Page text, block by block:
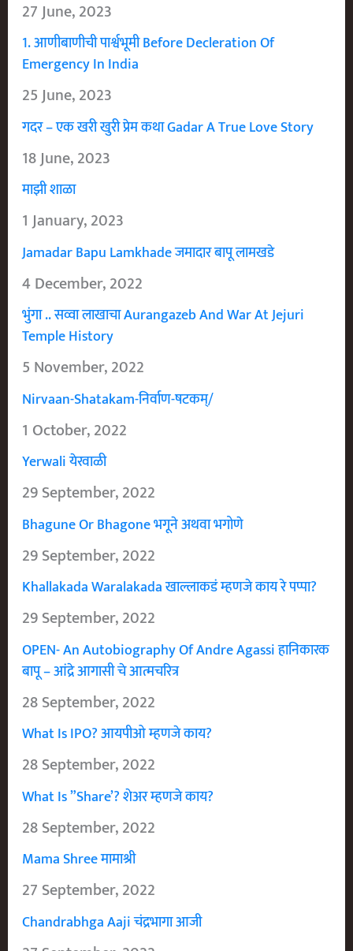
27 June, 2023
1. आणीबाणीची पार्श्वभूमी Before Decleration Of
Emergency In India
25 June, 2023
गदर – एक खरी खुरी प्रेम कथा Gadar A True Love Story
18 June, 2023
माझी शाळा
1 January, 2023
Jamadar Bapu Lamkhade जमादार बापू लामखडे
4 December, 2022
भुंगा .. सव्वा लाखाचा Aurangazeb And War At Jejuri
Temple History
5 November, 2022
Nirvaan-Shatakam-निर्वाण-षटकम्/
1 October, 2022
Yerwali येरवाळी
29 September, 2022
Bhagune Or Bhagone भगूने अथवा भगोणे
29 September, 2022
Khallakada Waralakada खाल्लाकडं म्हणजे काय रे पप्पा?
29 September, 2022
OPEN- An Autobiography Of Andre Agassi हानिकारक
बापू – आंद्रे आगासी चे आत्मचरित्र
28 September, 2022
What Is IPO? आयपीओ म्हणजे काय?
28 September, 2022
What Is ”Share’? शेअर म्हणजे काय?
28 September, 2022
Mama Shree मामाश्री
27 September, 2022
Chandrabhga Aaji चंद्रभागा आजी